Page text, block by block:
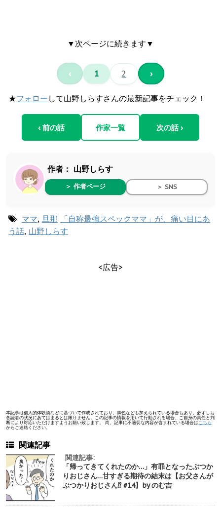
▼次ページに続きます▼
‹ 1 2 ›
★フォロー して山野しらすさんの最新記事をチェック！
‹ 前の話 作家一覧 次の話 ›
作者： 山野しらす
＞ 作者ページ ＞ SNS
ママ, 旦那
「自称最強スペックママ」が、痛い目にあ
う話, 山野しらす
<広告>
本記事は個人的体験談などに基づいて作成されており、脚色なども加えられている場合もあり、必ずしも
各読者の状況にあてはまるとは限りません。この記事の情報を用いて行動される場合、ご自身の責任と判
断により対応いただけますようお願い致します。 尚、記事に不適切な内容が含まれている場合は こちら
からご連絡ください。
関連記事
関連記事:
「帰ってきてくれたのか…」有罪となったぶつか
りおじさん…甘すぎる期待の結末は【お父さんが
ぶつかりおじさん⁉︎ #14】by のむ吉